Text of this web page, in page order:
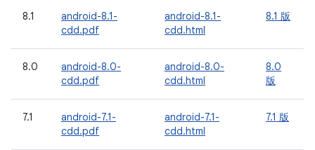
8.1
android-8.1-
cdd.pdf
android-8.1-
cdd.html
8.1 版
8.0
android-8.0-
cdd.pdf
android-8.0-
cdd.html
8.0
版
7.1
android-7.1-
cdd.pdf
android-7.1-
cdd.html
7.1 版